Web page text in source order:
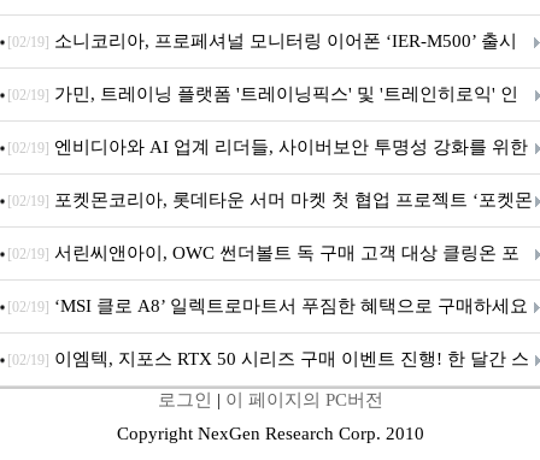
서울’ 개최
[02/19] 소니코리아, 프로페셔널 모니터링 이어폰 ‘IER-M500’ 출시
[02/19] 가민, 트레이닝 플랫폼 '트레이닝픽스' 및 '트레인히로익' 인
수로 선수와 코치에 맞춤형 훈련 지원 확대
[02/19] 엔비디아와 AI 업계 리더들, 사이버보안 투명성 강화를 위한
SAFE 가이드라인 제안
[02/19] 포켓몬코리아, 롯데타운 서머 마켓 첫 협업 프로젝트 ‘포켓몬
별빛낙원’ 개최
[02/19] 서린씨앤아이, OWC 썬더볼트 독 구매 고객 대상 클링온 포
트 고정 홀더 증정 이벤트 앵콜 연장 진행
[02/19] ‘MSI 클로 A8’ 일렉트로마트서 푸짐한 혜택으로 구매하세요
[02/19] 이엠텍, 지포스 RTX 50 시리즈 구매 이벤트 진행! 한 달간 스
팀 월렛부터 PALIT 지포스 RTX 5060 DUAL까지 증정
로그인 | 이 페이지의 PC버전
Copyright NexGen Research Corp. 2010